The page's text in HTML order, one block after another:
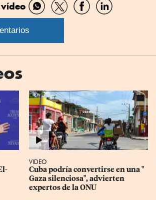
Compartir
por
Compartir
por
CompartirCompartir
VIDEO
Cuba podría convertirse en una "
Gaza silenciosa", advierten
expertos de la ONU